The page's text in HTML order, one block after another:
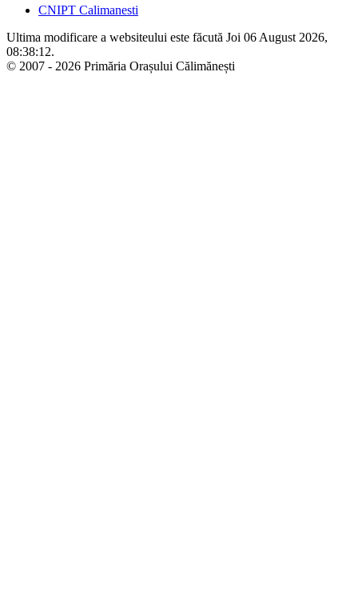
CNIPT Calimanesti
Ultima modificare a websiteului este făcută Joi 06 August 2026,
08:38:12.
© 2007 - 2026 Primăria Orașului Călimănești